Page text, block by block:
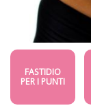
FASTIDIO
PER I PUNTI